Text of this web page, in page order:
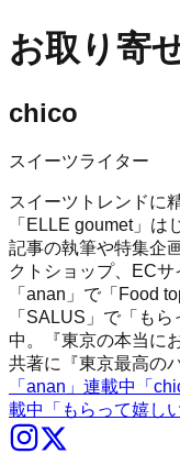
お取り寄
chico
スイーツライター
スイーツトレンドに
「ELLE goumet」
記事の執筆や特集企
クトショップ、ECサ
「anan」で「Food
「SALUS」で「も
中。『東京の本当に
共著に『東京最高の
「anan」連載中「
載中「もらって嬉し